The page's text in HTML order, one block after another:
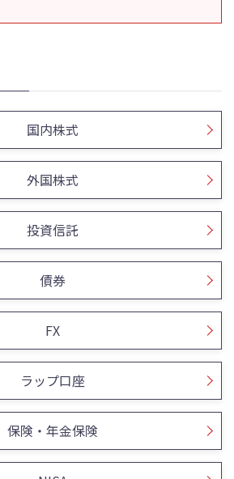
国内株式
外国株式
投資信託
債券
FX
ラップ口座
保険・年金保険